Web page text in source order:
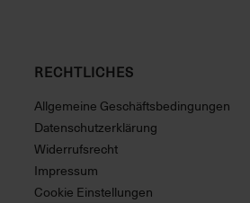
RECHTLICHES
Allgemeine Geschäftsbedingungen
Datenschutzerklärung
Widerrufsrecht
Impressum
Cookie Einstellungen